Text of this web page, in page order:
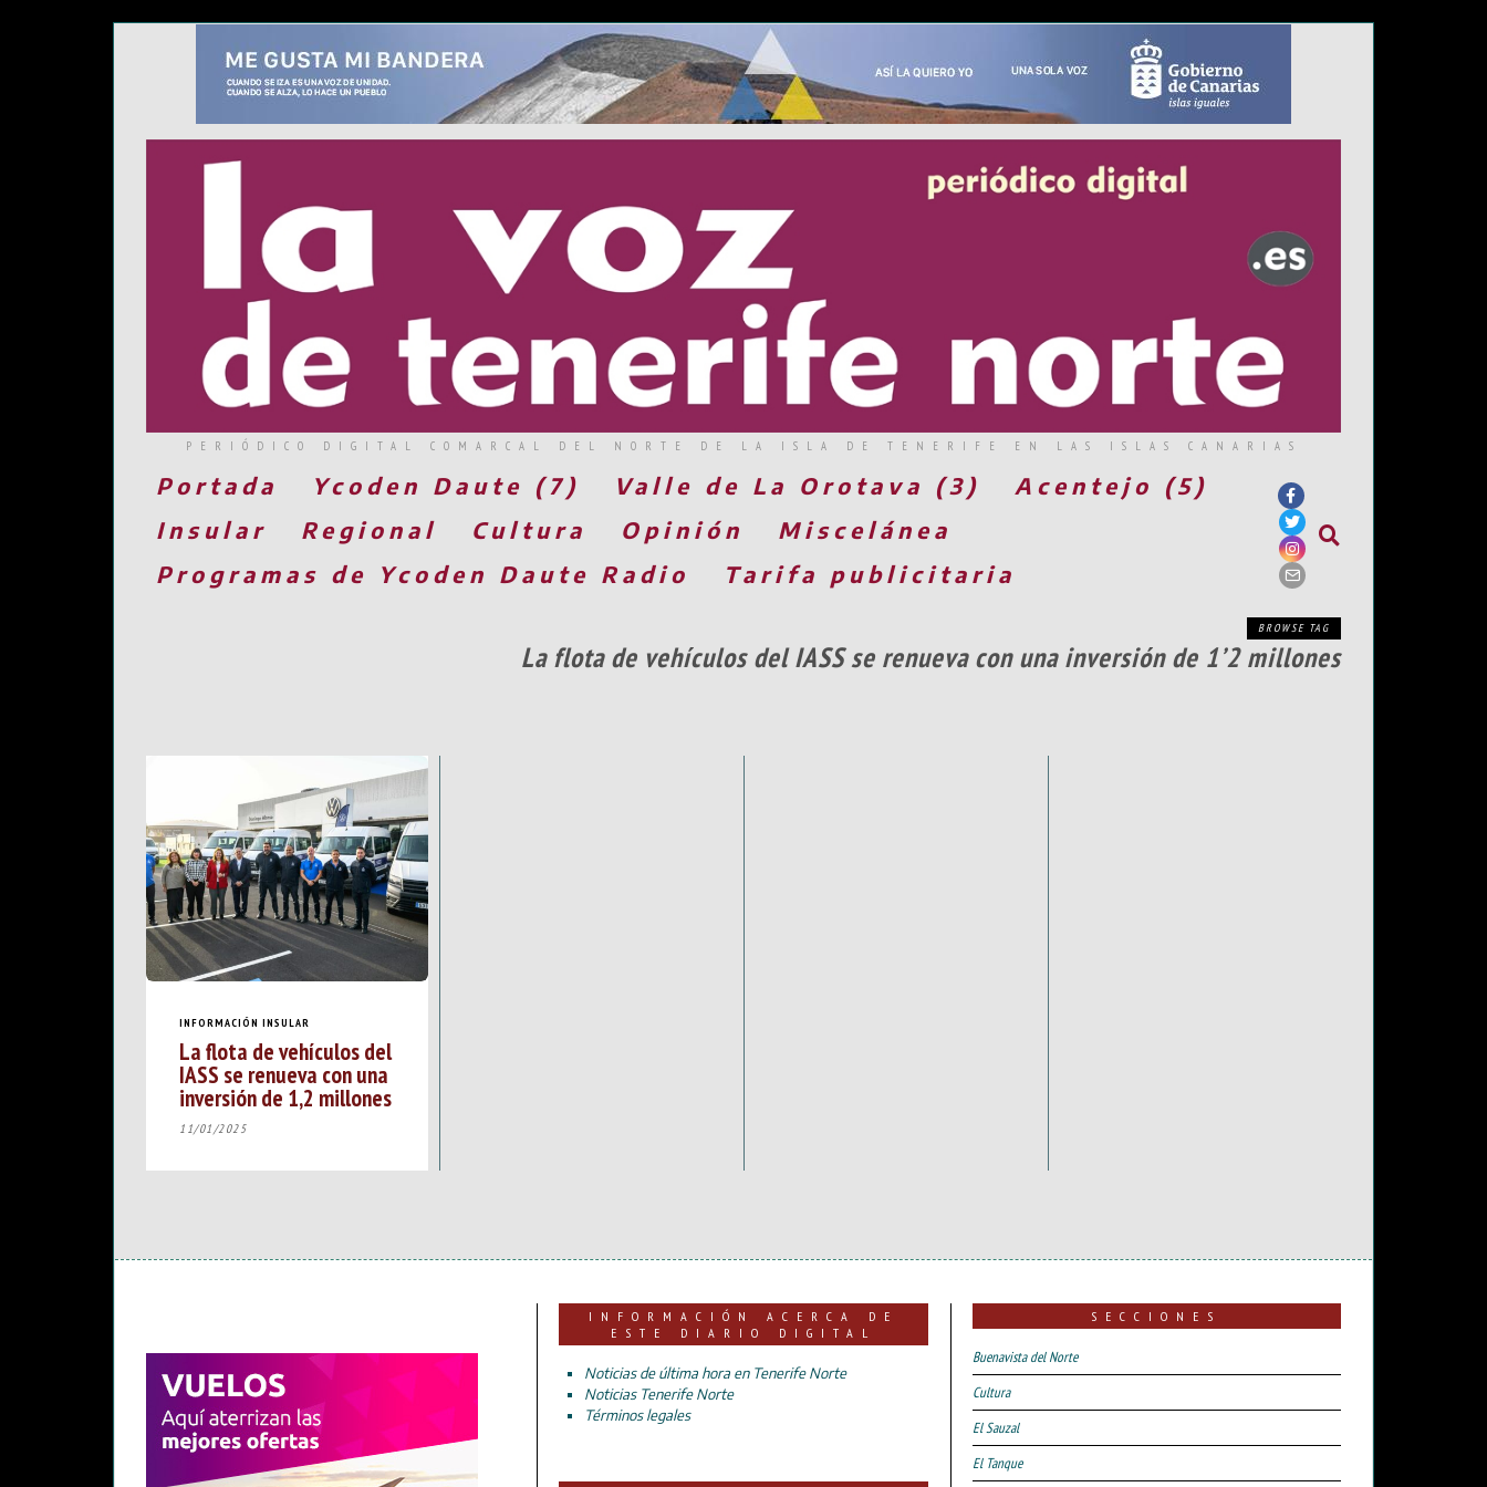
PERIÓDICO DIGITAL COMARCAL DEL NORTE DE LA ISLA DE TENERIFE EN LAS ISLAS CANARIAS
Portada Ycoden Daute (7) Valle de La Orotava (3)
Acentejo (5)
Insular
Regional Cultura Opinión
Miscelánea
Programas de Ycoden Daute Radio
Tarifa publicitaria
BROWSE TAG
La flota de vehículos del IASS se renueva con una inversión de 1’2 millones
INFORMACIÓN INSULAR
La flota de vehículos del
IASS se renueva con una
inversión de 1,2 millones
11/01/2025
INFORMACIÓN ACERCA DE
ESTE DIARIO DIGITAL
Noticias de última hora en Tenerife Norte
Noticias Tenerife Norte
Términos legales
SECCIONES
Buenavista del Norte
Cultura
El Sauzal
El Tanque